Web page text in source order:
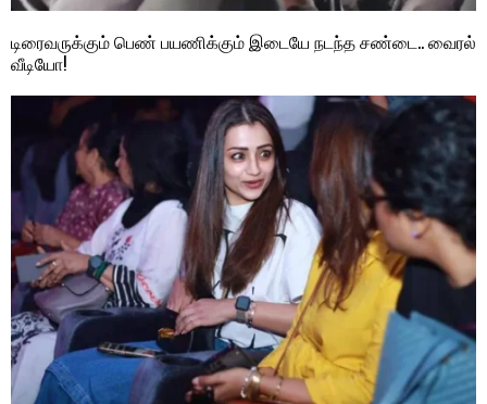
டிரைவருக்கும் பெண் பயணிக்கும் இடையே நடந்த சண்டை.. வைரல்
வீடியோ!